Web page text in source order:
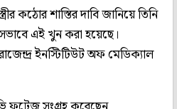
কঠোর শাস্তির দাবি জানিয়ে তিনি
এই খুন করা হয়েছে।
ইনস্টিটিউট অফ মেডিক্যাল